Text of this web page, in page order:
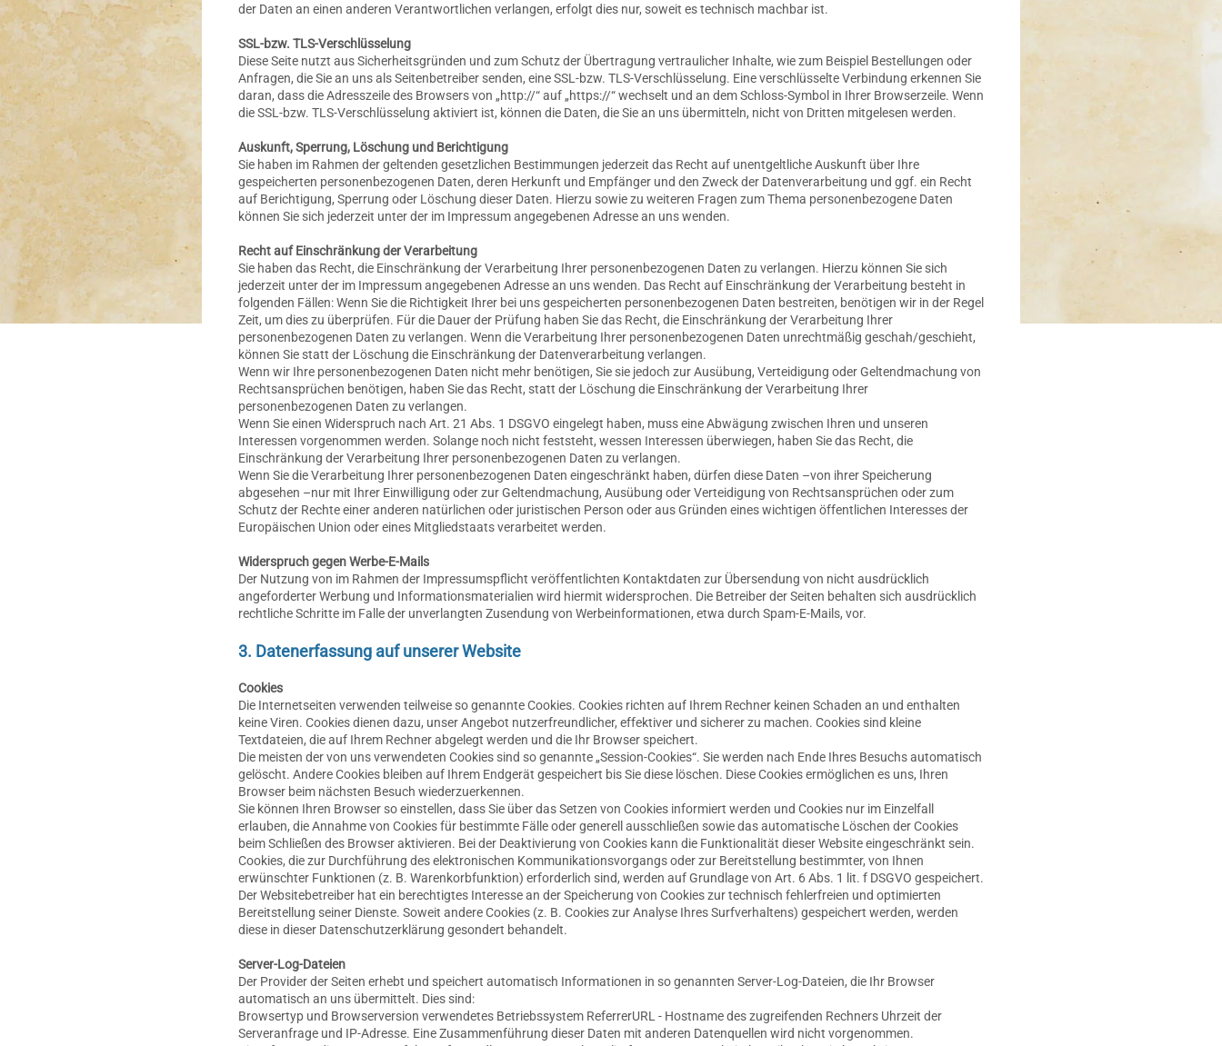
der Daten an einen anderen Verantwortlichen verlangen, erfolgt dies nur, soweit es technisch machbar ist.
SSL-bzw. TLS-Verschlüsselung
Diese Seite nutzt aus Sicherheitsgründen und zum Schutz der Übertragung vertraulicher Inhalte, wie zum Beispiel Bestellungen oder
Anfragen, die Sie an uns als Seitenbetreiber senden, eine SSL-bzw. TLS-Verschlüsselung. Eine verschlüsselte Verbindung erkennen Sie
daran, dass die Adresszeile des Browsers von „http://“ auf „https://“ wechselt und an dem Schloss-Symbol in Ihrer Browserzeile. Wenn
die SSL-bzw. TLS-Verschlüsselung aktiviert ist, können die Daten, die Sie an uns übermitteln, nicht von Dritten mitgelesen werden.
Auskunft, Sperrung, Löschung und Berichtigung
Sie haben im Rahmen der geltenden gesetzlichen Bestimmungen jederzeit das Recht auf unentgeltliche Auskunft über Ihre
gespeicherten personenbezogenen Daten, deren Herkunft und Empfänger und den Zweck der Datenverarbeitung und ggf. ein Recht
auf Berichtigung, Sperrung oder Löschung dieser Daten. Hierzu sowie zu weiteren Fragen zum Thema personenbezogene Daten
können Sie sich jederzeit unter der im Impressum angegebenen Adresse an uns wenden.
Recht auf Einschränkung der Verarbeitung
Sie haben das Recht, die Einschränkung der Verarbeitung Ihrer personenbezogenen Daten zu verlangen. Hierzu können Sie sich
jederzeit unter der im Impressum angegebenen Adresse an uns wenden. Das Recht auf Einschränkung der Verarbeitung besteht in
folgenden Fällen: Wenn Sie die Richtigkeit Ihrer bei uns gespeicherten personenbezogenen Daten bestreiten, benötigen wir in der Regel
Zeit, um dies zu überprüfen. Für die Dauer der Prüfung haben Sie das Recht, die Einschränkung der Verarbeitung Ihrer
personenbezogenen Daten zu verlangen. Wenn die Verarbeitung Ihrer personenbezogenen Daten unrechtmäßig geschah/geschieht,
können Sie statt der Löschung die Einschränkung der Datenverarbeitung verlangen.
Wenn wir Ihre personenbezogenen Daten nicht mehr benötigen, Sie sie jedoch zur Ausübung, Verteidigung oder Geltendmachung von
Rechtsansprüchen benötigen, haben Sie das Recht, statt der Löschung die Einschränkung der Verarbeitung Ihrer
personenbezogenen Daten zu verlangen.
Wenn Sie einen Widerspruch nach Art. 21 Abs. 1 DSGVO eingelegt haben, muss eine Abwägung zwischen Ihren und unseren
Interessen vorgenommen werden. Solange noch nicht feststeht, wessen Interessen überwiegen, haben Sie das Recht, die
Einschränkung der Verarbeitung Ihrer personenbezogenen Daten zu verlangen.
Wenn Sie die Verarbeitung Ihrer personenbezogenen Daten eingeschränkt haben, dürfen diese Daten –von ihrer Speicherung
abgesehen –nur mit Ihrer Einwilligung oder zur Geltendmachung, Ausübung oder Verteidigung von Rechtsansprüchen oder zum
Schutz der Rechte einer anderen natürlichen oder juristischen Person oder aus Gründen eines wichtigen öffentlichen Interesses der
Europäischen Union oder eines Mitgliedstaats verarbeitet werden.
Widerspruch gegen Werbe-E-Mails
Der Nutzung von im Rahmen der Impressumspflicht veröffentlichten Kontaktdaten zur Übersendung von nicht ausdrücklich
angeforderter Werbung und Informationsmaterialien wird hiermit widersprochen. Die Betreiber der Seiten behalten sich ausdrücklich
rechtliche Schritte im Falle der unverlangten Zusendung von Werbeinformationen, etwa durch Spam-E-Mails, vor.
3. Datenerfassung auf unserer Website
Cookies
Die Internetseiten verwenden teilweise so genannte Cookies. Cookies richten auf Ihrem Rechner keinen Schaden an und enthalten
keine Viren. Cookies dienen dazu, unser Angebot nutzerfreundlicher, effektiver und sicherer zu machen. Cookies sind kleine
Textdateien, die auf Ihrem Rechner abgelegt werden und die Ihr Browser speichert.
Die meisten der von uns verwendeten Cookies sind so genannte „Session-Cookies“. Sie werden nach Ende Ihres Besuchs automatisch
gelöscht. Andere Cookies bleiben auf Ihrem Endgerät gespeichert bis Sie diese löschen. Diese Cookies ermöglichen es uns, Ihren
Browser beim nächsten Besuch wiederzuerkennen.
Sie können Ihren Browser so einstellen, dass Sie über das Setzen von Cookies informiert werden und Cookies nur im Einzelfall
erlauben, die Annahme von Cookies für bestimmte Fälle oder generell ausschließen sowie das automatische Löschen der Cookies
beim Schließen des Browser aktivieren. Bei der Deaktivierung von Cookies kann die Funktionalität dieser Website eingeschränkt sein.
Cookies, die zur Durchführung des elektronischen Kommunikationsvorgangs oder zur Bereitstellung bestimmter, von Ihnen
erwünschter Funktionen (z. B. Warenkorbfunktion) erforderlich sind, werden auf Grundlage von Art. 6 Abs. 1 lit. f DSGVO gespeichert.
Der Websitebetreiber hat ein berechtigtes Interesse an der Speicherung von Cookies zur technisch fehlerfreien und optimierten
Bereitstellung seiner Dienste. Soweit andere Cookies (z. B. Cookies zur Analyse Ihres Surfverhaltens) gespeichert werden, werden
diese in dieser Datenschutzerklärung gesondert behandelt.
Server-Log-Dateien
Der Provider der Seiten erhebt und speichert automatisch Informationen in so genannten Server-Log-Dateien, die Ihr Browser
automatisch an uns übermittelt. Dies sind:
Browsertyp und Browserversion verwendetes Betriebssystem ReferrerURL - Hostname des zugreifenden Rechners Uhrzeit der
Serveranfrage und IP-Adresse. Eine Zusammenführung dieser Daten mit anderen Datenquellen wird nicht vorgenommen.